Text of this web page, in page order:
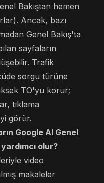
Bakıştan hemen
Ancak, bazı
Genel Bakış'ta
sayfaların
Trafik
sorgu türüne
TO'yu korur;
tıklama
görür.
Google AI Genel
olur?
video
makaleler